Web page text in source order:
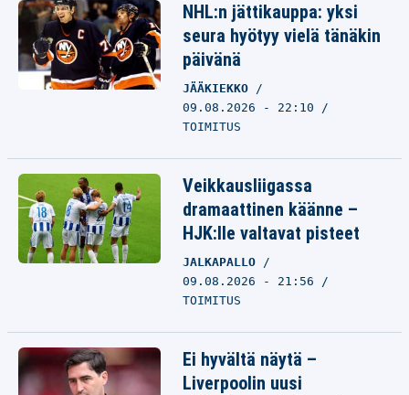
NHL:n jättikauppa: yksi
seura hyötyy vielä tänäkin
päivänä
JÄÄKIEKKO
09.08.2026 - 22:10
TOIMITUS
Veikkausliigassa
dramaattinen käänne –
HJK:lle valtavat pisteet
JALKAPALLO
09.08.2026 - 21:56
TOIMITUS
Ei hyvältä näytä –
Liverpoolin uusi